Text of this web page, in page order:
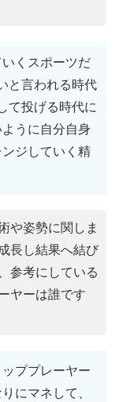
くスポーツだ
と言われる時代
て投げる時代に
うに自分自身
ジしていく精
や姿勢に関しま
長し結果へ結び
参考にしている
ヤーは誰です
ププレーヤー
にマネして、